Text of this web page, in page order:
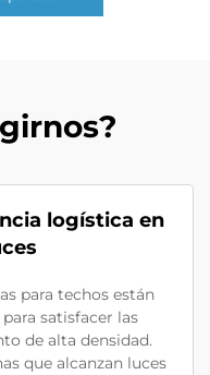
logística en
para techos están
satisfacer las
de alta densidad.
que alcanzan luces